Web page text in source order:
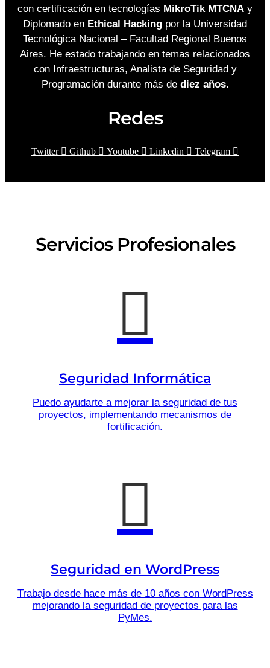
con certificación en tecnologías MikroTik MTCNA y
Diplomado en Ethical Hacking por la Universidad
Tecnológica Nacional – Facultad Regional Buenos
Aires. He estado trabajando en temas relacionados
con Infraestructuras, Analista de Seguridad y
Programación durante más de diez años.
Redes
Twitter Github Youtube Linkedin Telegram
Servicios Profesionales
Seguridad Informática
Puedo ayudarte a mejorar la seguridad de tus
proyectos, implementando mecanismos de
fortificación.
Seguridad en WordPress
Trabajo desde hace más de 10 años con WordPress
mejorando la seguridad de proyectos para las
PyMes.